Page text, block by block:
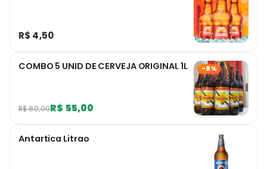
R$ 4,50
COMBO 5 UNID DE CERVEJA ORIGINAL 1L
R$ 60,00R$ 55,00
-8%
Antartica Litrao